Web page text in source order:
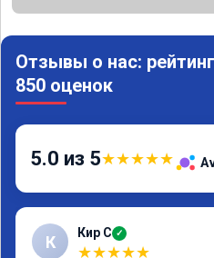
Отзывы о нас:
850 оценок
5.0 из 5★★★★★
К Кир С ✓
★★★★★